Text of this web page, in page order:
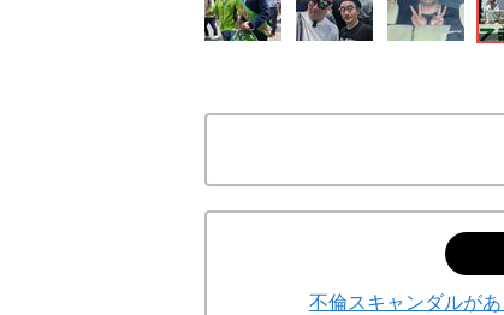
不倫スキャンダルが